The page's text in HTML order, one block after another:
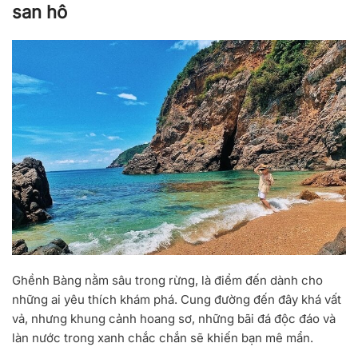
san hô
Ghềnh Bàng nằm sâu trong rừng, là điểm đến dành cho
những ai yêu thích khám phá. Cung đường đến đây khá vất
vả, nhưng khung cảnh hoang sơ, những bãi đá độc đáo và
làn nước trong xanh chắc chắn sẽ khiến bạn mê mẩn.